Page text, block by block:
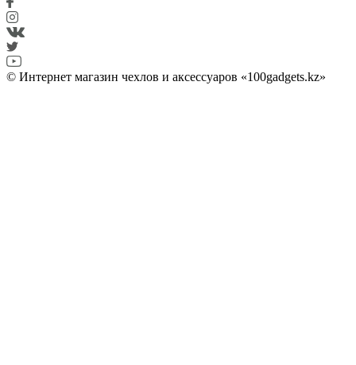
© Интернет магазин чехлов и аксессуаров «100gadgets.kz»